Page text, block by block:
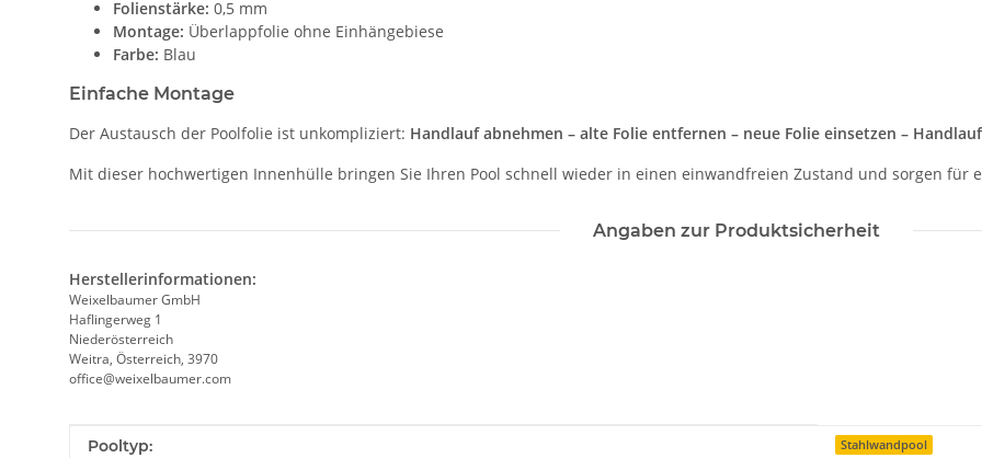
Folienstärke: 0,5 mm
Montage: Überlappfolie ohne Einhängebiese
Farbe: Blau
Einfache Montage
Der Austausch der Poolfolie ist unkompliziert: Handlauf abnehmen – alte Folie entfernen – neue Folie einsetzen –
Mit dieser hochwertigen Innenhülle bringen Sie Ihren Pool schnell wieder in einen einwandfreien Zustand und sorgen für
Angaben zur Produktsicherheit
Herstellerinformationen:
Weixelbaumer GmbH
Haflingerweg 1
Niederösterreich
Weitra, Österreich, 3970
office@weixelbaumer.com
Produkteigenschaft
Wert
Pooltyp: Stahlwandpool